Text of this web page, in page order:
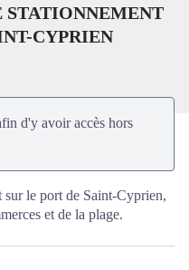
l'image en plein écran
STATIONNEMENT
CYPRIEN
d'y avoir accès hors
sur le port de Saint-Cyprien,
et de la plage.